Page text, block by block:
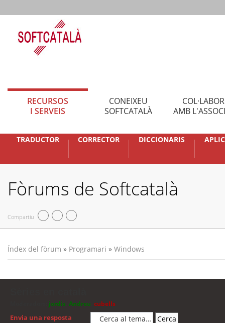
RECURSOS
I SERVEIS
CONEIXEU
SOFTCATALÀ
AMB
TRADUCTOR CORRECTOR DICCIONARIS
Fòrums de Softcatalà
Compartiu
Índex del fòrum » Programari » Windows
jordis Andreu cubells
Envia una resposta